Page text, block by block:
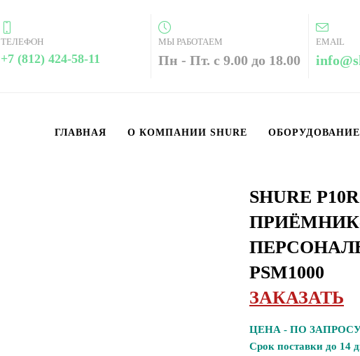
ТЕЛЕФОН
+7 (812) 424-58-11
МЫ РАБОТАЕМ
Пн - Пт. с 9.00 до 18.00
EMAIL
ГЛАВНАЯ О КОМПАНИИ SHURE ОБОРУДОВАНИЕ
SHURE
PSM1000
ЗАКАЗАТЬ
ЦЕНА - ПО
Срок поставки до 14